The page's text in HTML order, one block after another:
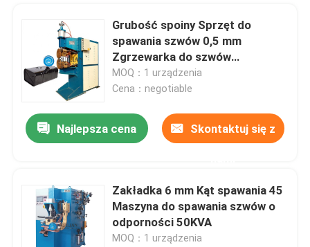
Grubość spoiny Sprzęt do
spawania szwów 0,5 mm
Zgrzewarka do szwów
oporowych 30KVA
MOQ：1 urządzenia
Cena：negotiable
Najlepsza cena Skontaktuj się z
Zakładka 6 mm Kąt spawania 45
Maszyna do spawania szwów o
odporności 50KVA
MOQ：1 urządzenia